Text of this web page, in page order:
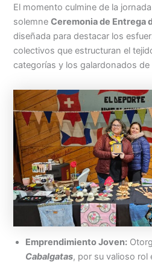
El momento culmine de la
solemneCeremonia de Entrega
diseñada para destacar los
colectivos que estructuran el
categorías y los galardonados
Emprendimiento Joven:
Cabalgatas, por su valioso rol